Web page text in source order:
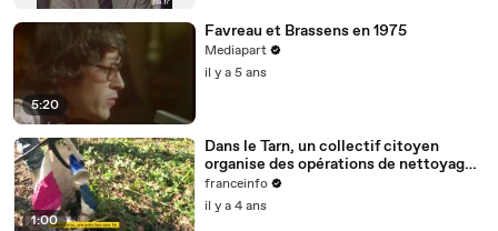
5:20
Favreau et Brassens en 1975
Mediapart
il y a 5 ans
1:00
Dans le Tarn, un collectif citoyen
organise des opérations de nettoyage
de la rivière Cérou
franceinfo
il y a 4 ans